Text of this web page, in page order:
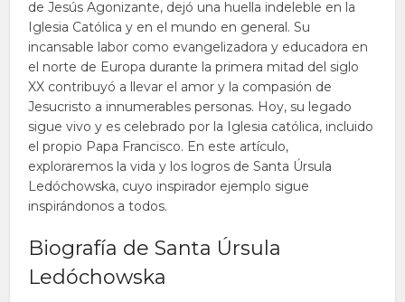
de Jesús Agonizante, dejó una huella indeleble en la
Iglesia Católica y en el mundo en general. Su
incansable labor como evangelizadora y educadora en
el norte de Europa durante la primera mitad del siglo
XX contribuyó a llevar el amor y la compasión de
Jesucristo a innumerables personas. Hoy, su legado
sigue vivo y es celebrado por la Iglesia católica, incluido
el propio Papa Francisco. En este artículo,
exploraremos la vida y los logros de Santa Úrsula
Ledóchowska, cuyo inspirador ejemplo sigue
inspirándonos a todos.
Biografía de Santa Úrsula
Ledóchowska